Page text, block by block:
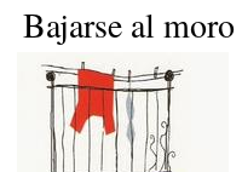
Bajarse al moro